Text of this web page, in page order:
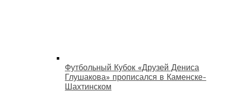
Футбольный Кубок «Друзей Дениса
Глушакова» прописался в Каменске-
Шахтинском